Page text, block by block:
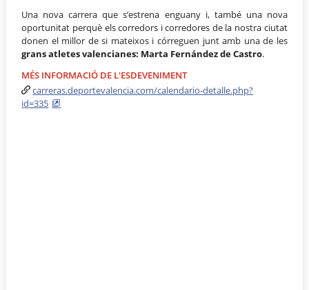
Una nova carrera que s’estrena enguany i, també una nova
oportunitat perquè els corredors i corredores de la nostra ciutat
donen el millor de si mateixos i córreguen junt amb una de les
grans atletes valencianes: Marta Fernández de Castro.
MÉS INFORMACIÓ DE L'ESDEVENIMENT
carreras.deportevalencia.com/calendario-detalle.php?
id=335